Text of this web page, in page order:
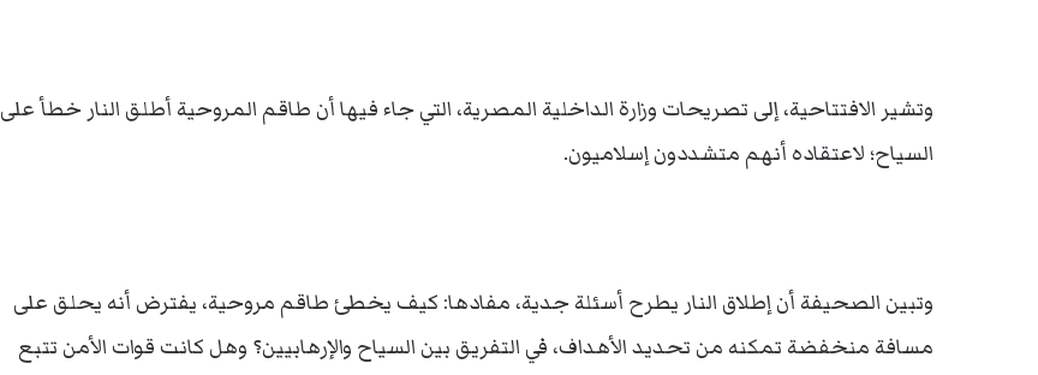
وتشير الافتتاحية، إلى تصريحات وزارة الداخلية المصرية، التي جاء فيها أن طاقم المروحية أطلق النار خطأ على
السياح؛ لاعتقاده أنهم متشددون إسلاميون.
وتبين الصحيفة أن إطلاق النار يطرح أسئلة جدية، مفادها: كيف يخطئ طاقم مروحية، يفترض أنه يحلق على
مسافة منخفضة تمكنه من تحديد الأهداف، في التفريق بين السياح والإرهابيين؟ وهل كانت قوات الأمن تتبع